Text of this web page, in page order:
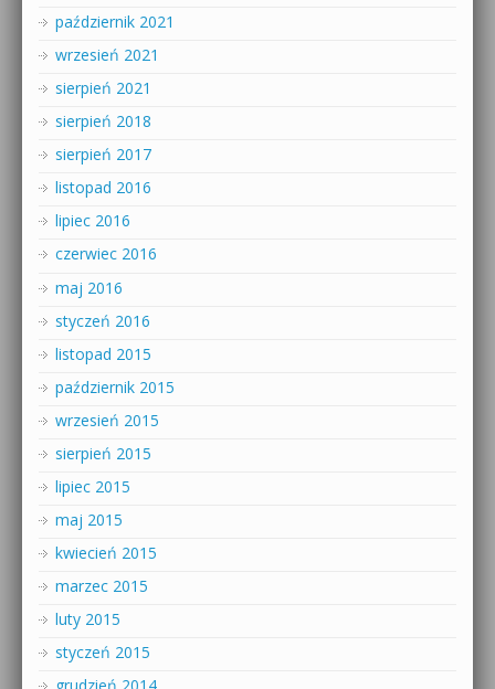
październik 2021
wrzesień 2021
sierpień 2021
sierpień 2018
sierpień 2017
listopad 2016
lipiec 2016
czerwiec 2016
maj 2016
styczeń 2016
listopad 2015
październik 2015
wrzesień 2015
sierpień 2015
lipiec 2015
maj 2015
kwiecień 2015
marzec 2015
luty 2015
styczeń 2015